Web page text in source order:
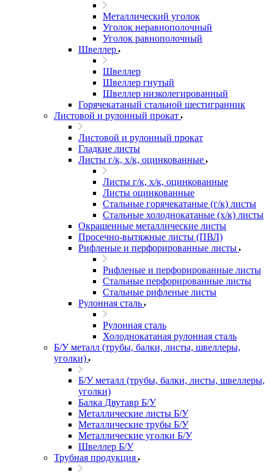
Металлический уголок
Уголок неравнополочный
Уголок равнополочный
Швеллер
Швеллер
Швеллер гнутый
Швеллер низколегированный
Горячекатаный стальной шестигранник
Листовой и рулонный прокат
Листовой и рулонный прокат
Гладкие листы
Листы г/к, х/к, оцинкованные
Листы г/к, х/к, оцинкованные
Листы оцинкованные
Стальные горячекатаные (г/к) листы
Стальные холоднокатаные (х/к) листы
Окрашенные металлические листы
Просечно-вытяжные листы (ПВЛ)
Рифленые и перфорированные листы
Рифленые и перфорированные листы
Стальные перфорированные листы
Стальные рифленые листы
Рулонная сталь
Рулонная сталь
Холоднокатаная рулонная сталь
Б/У металл (трубы, балки, листы, швеллеры,
уголки)
Б/У металл (трубы, балки, листы, швеллеры,
уголки)
Балка Двутавр Б/У
Металлические листы Б/У
Металлические трубы Б/У
Металлические уголки Б/У
Швеллер Б/У
Трубная продукция